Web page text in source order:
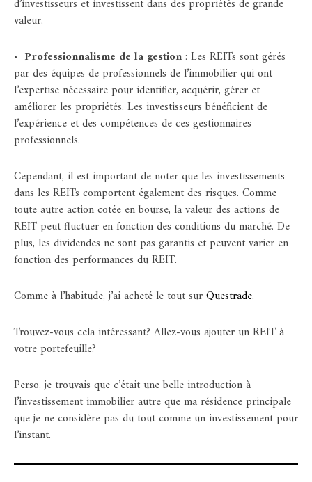
valeur.
• Professionnalisme de la gestion: Les REITs sont gérés
par des équipes de professionnels de l’immobilier qui ont
l’expertise nécessaire pour identifier, acquérir, gérer et
améliorer les propriétés. Les investisseurs bénéficient de
l’expérience et des compétences de ces gestionnaires
professionnels.
Cependant, il est important de noter que les investissements
dans les REITs comportent également des risques. Comme
toute autre action cotée en bourse, la valeur des actions de
REIT peut fluctuer en fonction des conditions du marché. De
plus, les dividendes ne sont pas garantis et peuvent varier en
fonction des performances du REIT.
Comme à l’habitude, j’ai acheté le tout surQuestrade.
Trouvez-vous cela intéressant? Allez-vous ajouter un REIT à
votre portefeuille?
Perso, je trouvais que c’était une belle introduction à
l’investissement immobilier autre que ma résidence principale
que je ne considère pas du tout comme un investissement pour
l’instant.